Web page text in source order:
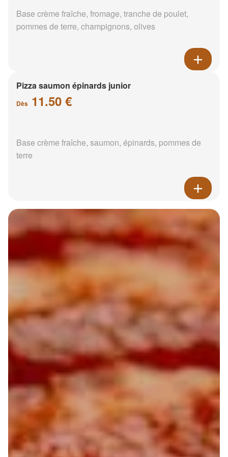
Base crème fraîche, fromage, tranche de poulet,
pommes de terre, champignons, olives
Pizza saumon épinards junior
Dès 11.50 €
Base crème fraîche, saumon, épinards, pommes de
terre